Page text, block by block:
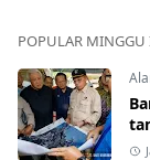
POPULAR